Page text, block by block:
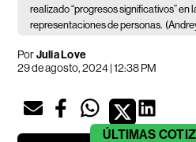
realizado “progresos significativos” en
representaciones de personas.
PorJulia Love
29 de agosto, 2024 | 12:38 PM
ÚLTIMAS